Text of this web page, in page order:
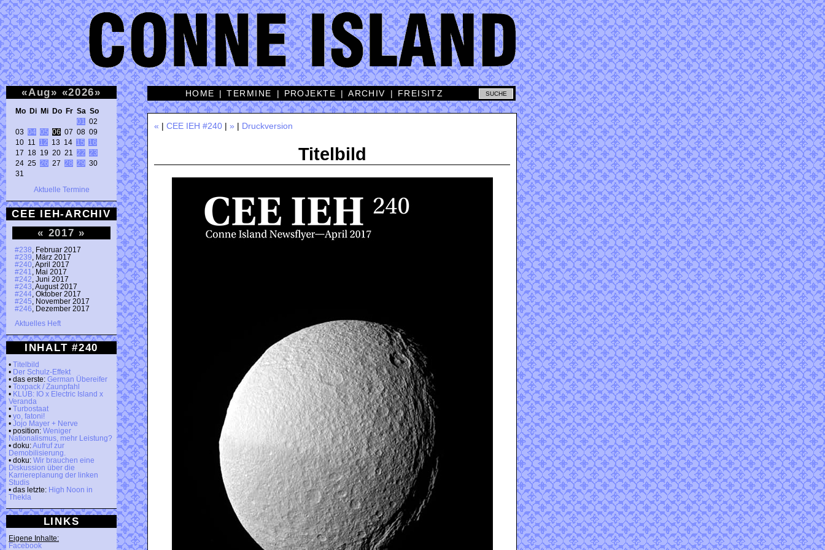
«Aug» «2026»
Mo Di Mi Do Fr Sa So
01
02
03 04 05 06 07 08 09
10 11 12 13 14 15
16
17 18 19 20 21 22
23
24 25 26 27 28 29 30
31
Aktuelle Termine
CEE IEH-ARCHIV
« 2017 »
#238 , Februar 2017
#239 , März 2017
#240 , April 2017
#241
, Mai 2017
#242 , Juni 2017
#243 , August 2017
#244 , Oktober 2017
#245 , November 2017
#246 , Dezember 2017
Aktuelles Heft
INHALT #240
• Titelbild
• Der Schulz-Effekt
• das erste: German Übereifer
• Toxpack / Zaunpfahl
• KLUB: IO x Electric Island x
Veranda
• Turbostaat
• yo, fatoni!
• Jojo Mayer + Nerve
• position: Weniger
Nationalismus, mehr Leistung?
• doku:Aufruf zur
Demobilisierung.
• doku: Wir brauchen eine
Diskussion über die
Karriereplanung der linken
Studis
• das letzte: High Noon in
Thekla
LINKS
Eigene Inhalte:
Facebook
HOME |TERMINE | PROJEKTE |ARCHIV | FREISITZ
« | CEE IEH #240 | » | Druckversion
Titelbild